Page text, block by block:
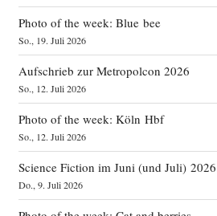
Photo of the week: Blue bee
So., 19. Juli 2026
Aufschrieb zur Metropolcon 2026
So., 12. Juli 2026
Photo of the week: Köln Hbf
So., 12. Juli 2026
Science Fiction im Juni (und Juli) 2026
Do., 9. Juli 2026